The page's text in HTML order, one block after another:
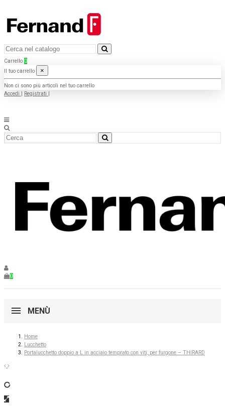
Carrello 0
Il tuo carrello
×
Non ci sono più articoli nel tuo carrello
Accedi
Registrati
0
MENÙ
Home
Lucchetto
Portalucchetto doppio a L in acciaio temprato con viti, per furgone – THIRARD